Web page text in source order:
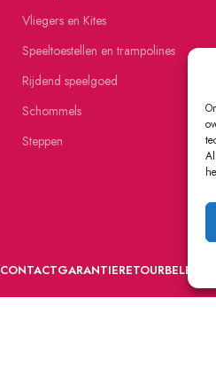
Vliegers en Kites
Speeltoestellen en trampolines
Rijdend speelgoed
Schommels
Steppen
CONTACTGARANTIERETOURBELEID